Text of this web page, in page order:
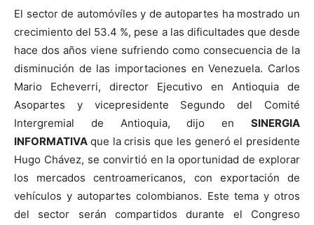
El sector de automóvíles y de autopartes ha mostrado un
crecimiento del 53.4 %, pese a las dificultades que desde
hace dos años viene sufriendo como consecuencia de la
disminución de las importaciones en Venezuela. Carlos
Mario Echeverri, director Ejecutivo en Antioquia de
Asopartes y vicepresidente Segundo del Comité
Intergremial de Antioquia, dijo en SINERGIA
INFORMATIVA que la crisis que les generó el presidente
Hugo Chávez, se convirtió en la oportunidad de explorar
los mercados centroamericanos, con exportación de
vehículos y autopartes colombianos. Este tema y otros
del sector serán compartidos durante el Congreso